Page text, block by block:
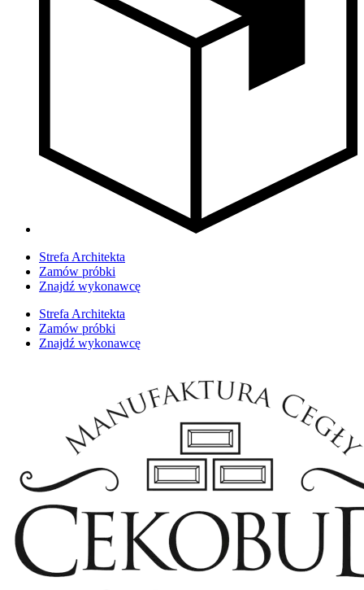
Strefa Architekta
Zamów próbki
Znajdź wykonawcę
Strefa Architekta
Zamów próbki
Znajdź wykonawcę